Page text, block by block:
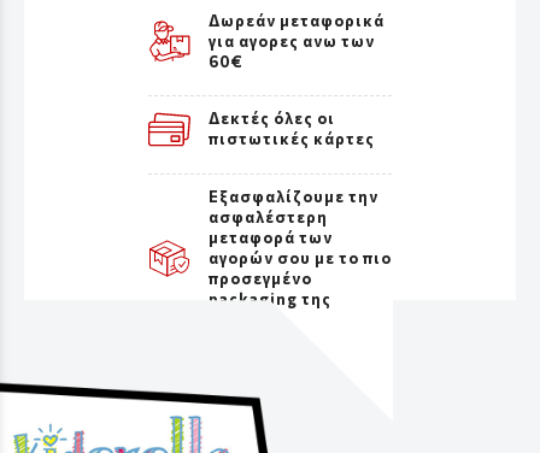
Δωρεάν μεταφορικά
για αγορες ανω των
60€
Δεκτές όλες οι
πιστωτικές κάρτες
Εξασφαλίζουμε την
ασφαλέστερη
μεταφορά των
αγορών σου με το πιο
προσεγμένο
packaging της